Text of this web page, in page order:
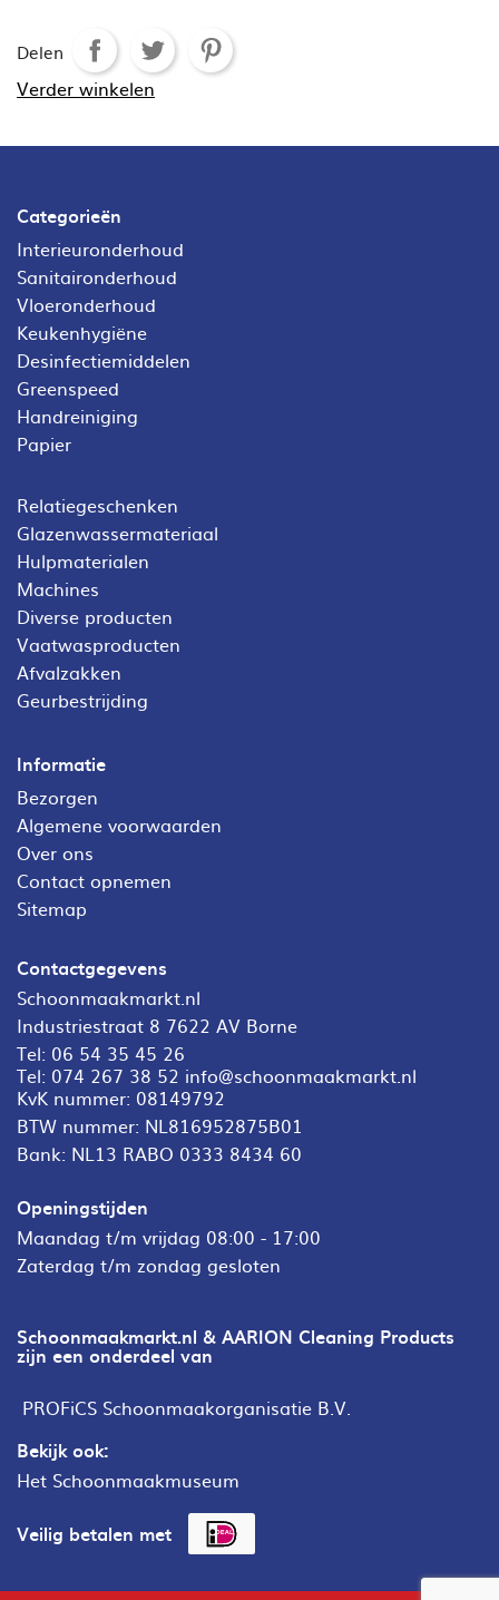
Delen
Verder winkelen
Categorieën
Interieuronderhoud
Sanitaironderhoud
Vloeronderhoud
Keukenhygiëne
Desinfectiemiddelen
Greenspeed
Handreiniging
Papier
Relatiegeschenken
Glazenwassermateriaal
Hulpmaterialen
Machines
Diverse producten
Vaatwasproducten
Afvalzakken
Geurbestrijding
Informatie
Bezorgen
Algemene voorwaarden
Over ons
Contact opnemen
Sitemap
Contactgegevens
Schoonmaakmarkt.nl
Industriestraat 8 7622 AV Borne
Tel: 06 54 35 45 26
Tel: 074 267 38 52 info@schoonmaakmarkt.nl
KvK nummer: 08149792
BTW nummer: NL816952875B01
Bank: NL13 RABO 0333 8434 60
Openingstijden
Maandag t/m vrijdag 08:00 - 17:00
Zaterdag t/m zondag gesloten
Schoonmaakmarkt.nl & AARION Cleaning Products
zijn een onderdeel van
PROFiCS Schoonmaakorganisatie B.V.
Bekijk ook:
Het Schoonmaakmuseum
Veilig betalen met